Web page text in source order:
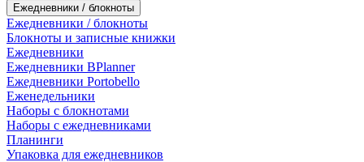
Ежедневники / блокноты
Ежедневники / блокноты
Блокноты и записные книжки
Ежедневники
Ежедневники BPlanner
Ежедневники Portobello
Еженедельники
Наборы с блокнотами
Наборы с ежедневниками
Планинги
Упаковка для ежедневников